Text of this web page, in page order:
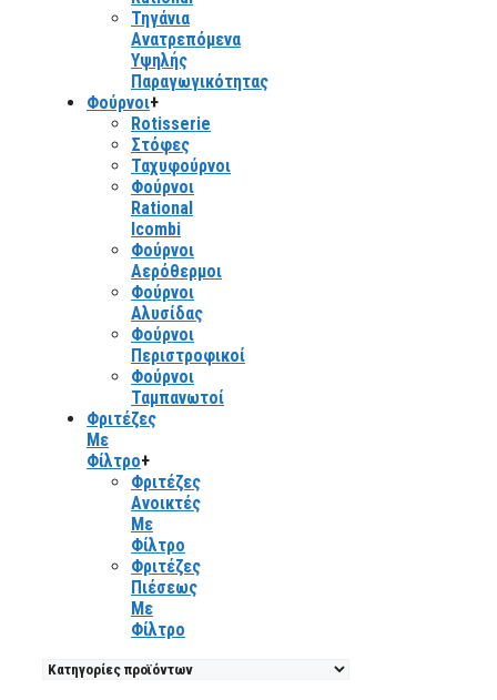
Τηγάνια
Ανατρεπόμενα
Υψηλής
Παραγωγικότητας
Φούρνοι+
Rotisserie
Στόφες
Ταχυφούρνοι
Φούρνοι
Rational
Icombi
Φούρνοι
Αερόθερμοι
Φούρνοι
Αλυσίδας
Φούρνοι
Περιστροφικοί
Φούρνοι
Ταμπανωτοί
Φριτέζες
Με
Φίλτρο+
Φριτέζες
Ανοικτές
Με
Φίλτρο
Φριτέζες
Πιέσεως
Με
Φίλτρο